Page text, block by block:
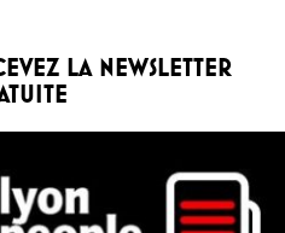
LA NEWSLETTER